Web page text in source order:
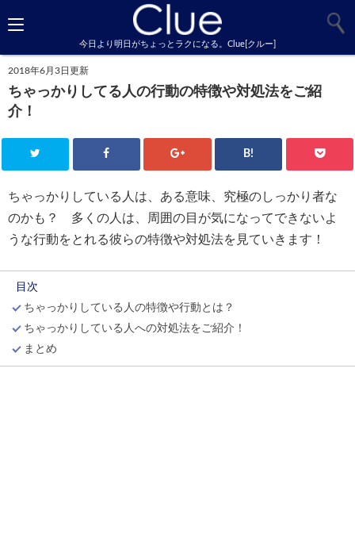
今日より明日がちょっとラクになる。Clue[クルー]
2018年6月3日更新
ちゃっかりしてる人の行動の特徴や対処法をご紹
介！
B!
ちゃっかりしている人は、ある意味、究極のしっかり者な
のかも？ 多くの人は、周囲の目が気になってできないよ
うな行動をとれる彼らの特徴や対処法を見ていきます！
目次
ちゃっかりしている人の特徴や行動とは？
ちゃっかりしている人への対処法をご紹介！
まとめ